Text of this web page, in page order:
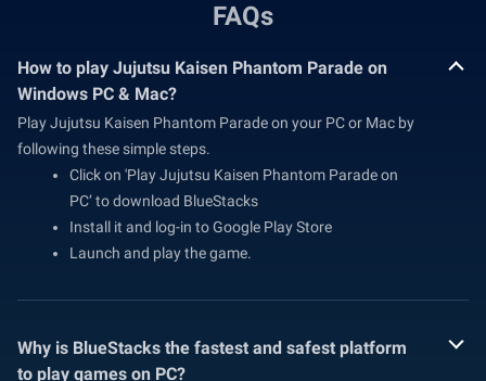
FAQs
How to play Jujutsu Kaisen Phantom Parade on
Windows PC & Mac?
Play Jujutsu Kaisen Phantom Parade on your PC or Mac by
following these simple steps.
Click on 'Play Jujutsu Kaisen Phantom Parade on
PC’ to download BlueStacks
Install it and log-in to Google Play Store
Launch and play the game.
Why is BlueStacks the fastest and safest platform
to play games on PC?